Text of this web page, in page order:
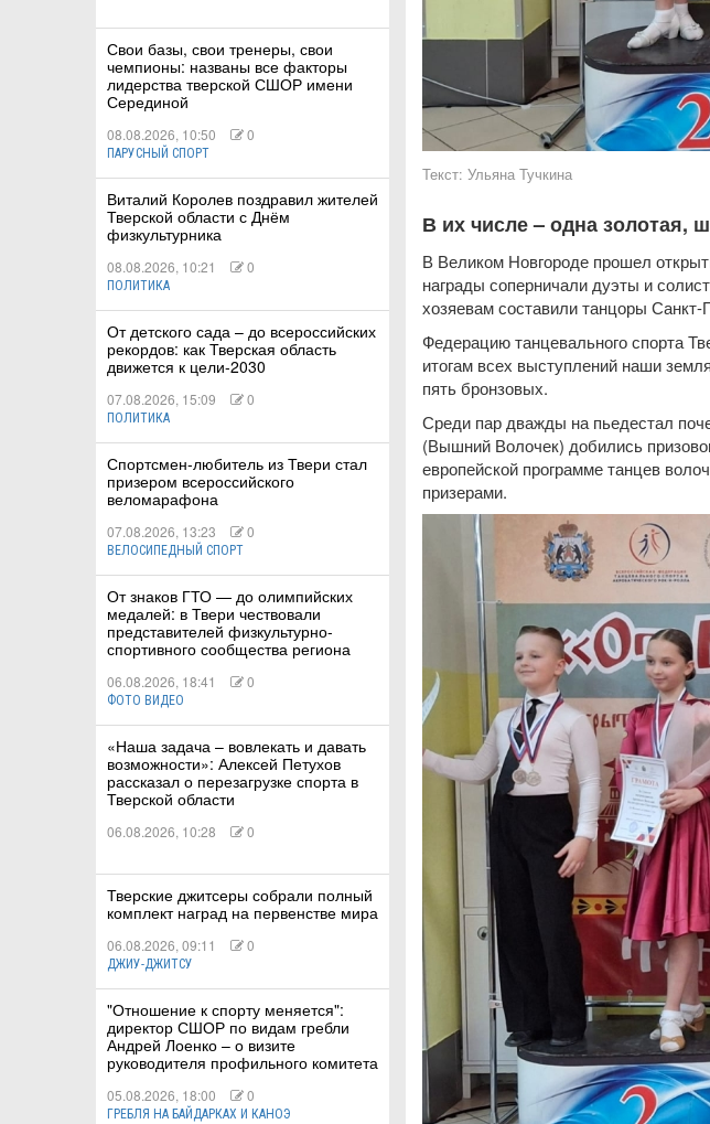
Свои базы, свои тренеры, свои
чемпионы: названы все факторы
лидерства тверской СШОР имени
Серединой
08.08.2026, 10:50 0
ПАРУСНЫЙ СПОРТ
Виталий Королев поздравил жителей
Тверской области с Днём
физкультурника
08.08.2026, 10:21 0
ПОЛИТИКА
От детского сада – до всероссийских
рекордов: как Тверская область
движется к цели-2030
07.08.2026, 15:09 0
ПОЛИТИКА
Спортсмен-любитель из Твери стал
призером всероссийского
веломарафона
07.08.2026, 13:23 0
ВЕЛОСИПЕДНЫЙ СПОРТ
От знаков ГТО — до олимпийских
медалей: в Твери чествовали
представителей физкультурно-
спортивного сообщества региона
06.08.2026, 18:41 0
ФОТО ВИДЕО
«Наша задача – вовлекать и давать
возможности»: Алексей Петухов
рассказал о перезагрузке спорта в
Тверской области
06.08.2026, 10:28 0
Тверские джитсеры собрали полный
комплект наград на первенстве мира
06.08.2026, 09:11 0
ДЖИУ-ДЖИТСУ
"Отношение к спорту меняется":
директор СШОР по видам гребли
Андрей Лоенко – о визите
руководителя профильного комитета
05.08.2026, 18:00 0
ГРЕБЛЯ НА БАЙДАРКАХ И КАНОЭ
Текст:Ульяна Тучкина
В их числе – одна золотая,
В Великом Новгороде прошел
награды соперничали дуэты и
хозяевам составили танцоры Санкт-
Федерацию танцевального спорта
итогам всех выступлений наши
пять бронзовых.
Среди пар дважды на пьедестал
(Вышний Волочек) добились
европейской программе танцев
призерами.